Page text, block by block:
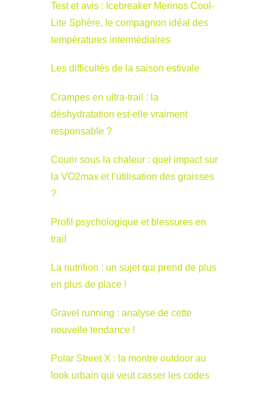
Test et avis : Icebreaker Merinos Cool-
Lite Sphère, le compagnon idéal des
températures intermédiaires
Les difficultés de la saison estivale
Crampes en ultra-trail : la
déshydratation est-elle vraiment
responsable ?
Courir sous la chaleur : quel impact sur
la VO2max et l’utilisation des graisses
?
Profil psychologique et blessures en
trail
La nutrition : un sujet qui prend de plus
en plus de place !
Gravel running : analyse de cette
nouvelle tendance !
Polar Street X : la montre outdoor au
look urbain qui veut casser les codes